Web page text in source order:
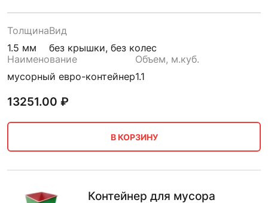
Толщина
1.5 мм
Вид
без крышки, без колес
Наименование
мусорный евро-контейнер
Объем, м.куб.
1.1
13251.00 ₽
В КОРЗИНУ
Контейнер для мусора